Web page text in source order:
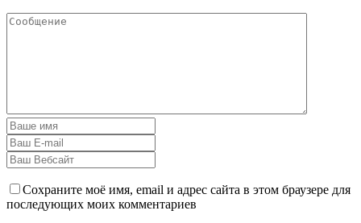
Сохраните моё имя, email и адрес сайта в этом браузере для
последующих моих комментариев